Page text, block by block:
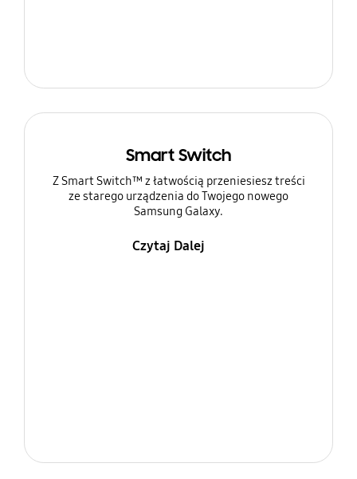
Smart Switch
Z Smart Switch™ z łatwością przeniesiesz treści
ze starego urządzenia do Twojego nowego
Samsung Galaxy.
Czytaj Dalej